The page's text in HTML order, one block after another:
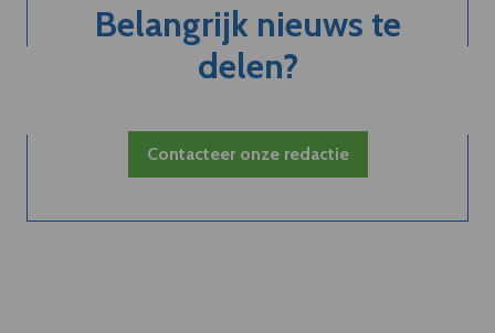
Belangrijk nieuws te
delen?
Contacteer onze redactie